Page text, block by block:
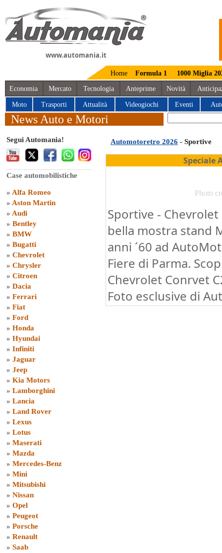
www.automania.it
Home Formula 1 1000 Miglia
Economia Mercato Tecnologia Anteprime Novità
Moto Trasporti Attualità Videogiochi Eventi
News Auto e Motori
Segui Automania!
Case automobilistiche
» Alfa Romeo
» Aston Martin
» Audi
» Bentley
» BMW
» Bugatti
» Chevrolet
» Chrysler
» Citroen
» Dacia
» Ferrari
» Fiat
» Ford
» Honda
» Hyundai
» Infiniti
» Jaguar
» Jeep
» Kia Motors
» Lamborghini
» Lancia
» Land Rover
» Lexus
» Lotus
» Maserati
» Mazda
» Mercedes-Benz
» Mini
» Mitsubishi
» Nissan
» Opel
» Peugeot
» Porsche
» Renault
» Saab
Automotoretro 2026 - Sportive
Speciale
Photo
Sportive - Chevrolet
bella mostra stand
anni ´60 ad
Fiere di Parma.
Chevrolet Conrvet
Foto esclusive di